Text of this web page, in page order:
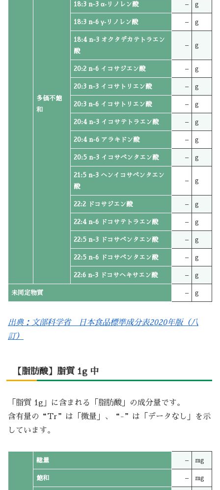
多価不飽
和
18:3 n-3 α‐リノレン酸 – g
18:3 n-6 γ‐リノレン酸 – g
18:4 n-3 オクタデカテトラエン
酸
– g
20:2 n-6 イコサジエン酸 – g
20:3 n-3 イコサトリエン酸 – g
20:3 n-6 イコサトリエン酸 – g
20:4 n-3 イコサテトラエン酸 – g
20:4 n-6 アラキドン酸 – g
20:5 n-3 イコサペンタエン酸 – g
21:5 n-3 ヘンイコサペンタエン
酸
– g
22:2 ドコサジエン酸 – g
22:4 n-6 ドコサテトラエン酸 – g
22:5 n-3 ドコサペンタエン酸 – g
22:5 n-6 ドコサペンタエン酸 – g
22:6 n-3 ドコサヘキサエン酸 – g
未同定物質 – g
出典：文部科学省 日本食品標準成分表2020年版（八
訂）
【脂肪酸】脂質 1g 中
「脂質 1g」に含まれる「脂肪酸」の成分量です。
含有量の“Tr”は「微量」、“-”は「データなし」を示
しています。
総量 – mg
飽和 – mg